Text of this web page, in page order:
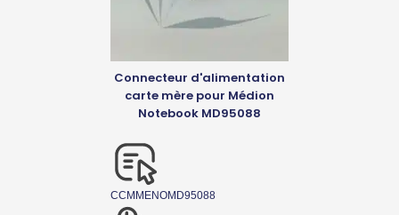
Connecteur d'alimentation
carte mère pour Médion
Notebook MD95088
CCMMENOMD95088